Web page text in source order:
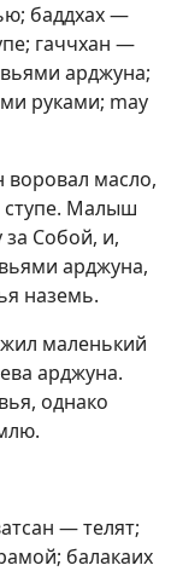
баддхах —
гаччхан —
арджуна;
руками; may
воровал масло,
ступе. Малыш
за Собой, и,
арджуна,
наземь.
маленький
арджуна.
однако
— телят;
балакаих